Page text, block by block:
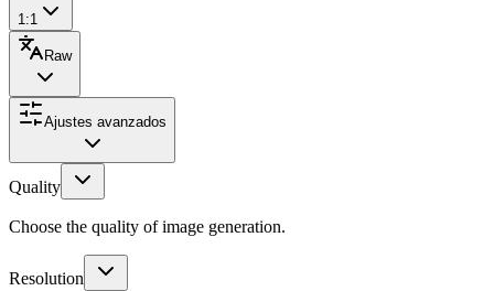
1:1
Raw
Ajustes avanzados
Quality
Choose the quality of image generation.
Resolution